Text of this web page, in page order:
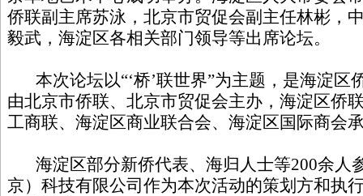
侨联副主席苏泳，北京市贸促会副主任林彬，
毅武，海淀区各相关部门领导等出席论坛。
本次论坛以“‘桥’联世界”为主题，是海淀区
由北京市侨联、北京市贸促会主办，海淀区侨
工商联、海淀区商业联合会、海淀区国际商会
海淀区部分新侨代表、海归人士等200余人
京）科技有限公司作为本次活动的策划方和执